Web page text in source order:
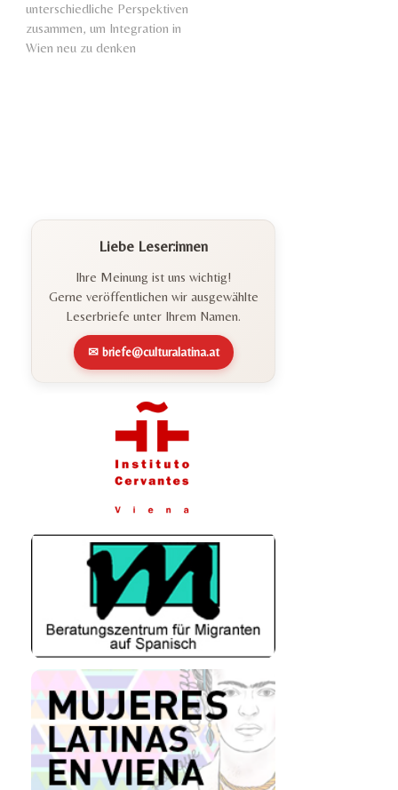
unterschiedliche Perspektiven
zusammen, um Integration in
Wien neu zu denken
Liebe Leser:innen
Ihre Meinung ist uns wichtig!
Gerne veröffentlichen wir ausgewählte
Leserbriefe unter Ihrem Namen.
✉ briefe@culturalatina.at